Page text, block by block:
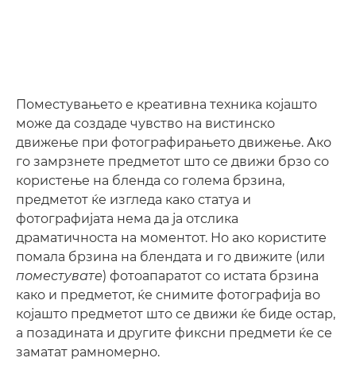
Поместувањето е креативна техника којашто
може да создаде чувство на вистинско
движење при фотографирањето движење. Ако
го замрзнете предметот што се движи брзо со
користење на бленда со голема брзина,
предметот ќе изгледа како статуа и
фотографијата нема да ја отслика
драматичноста на моментот. Но ако користите
помала брзина на блендата и го движите (или
поместувате) фотоапаратот со истата брзина
како и предметот, ќе снимите фотографија во
којашто предметот што се движи ќе биде остар,
а позадината и другите фиксни предмети ќе се
заматат рамномерно.